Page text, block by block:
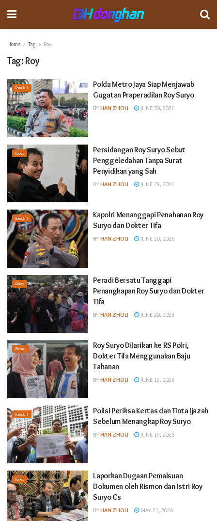
Home Tag Roy
Tag:Roy
Formula 1
Polda Metro Jaya Siap Menjawab
Gugatan Praperadilan Roy Suryo
BY HAN ZHOU JUNE 30, 2026
Raket
Persidangan Roy Suryo Sebut
Penggeledahan Tanpa Surat
Penyidikan yang Sah
BY HAN ZHOU JUNE 29, 2026
Formula 1
Kapolri Menanggapi Penahanan Roy
Suryo dan Dokter Tifa
BY HAN ZHOU JUNE 20, 2026
Raket
Peradi Bersatu Tanggapi
Penangkapan Roy Suryo dan Dokter
Tifa
BY HAN ZHOU JUNE 20, 2026
Basket
Roy Suryo Dilarikan ke RS Polri,
Dokter Tifa Menggunakan Baju
Tahanan
BY HAN ZHOU JUNE 19, 2026
Formula 1
Polisi Periksa Kertas dan Tinta Ijazah
Sebelum Menangkap Roy Suryo
BY HAN ZHOU JUNE 19, 2026
Raket
Laporkan Dugaan Pemalsuan
Dokumen oleh Rismon dan Istri Roy
Suryo Cs
BY HAN ZHOU MAY 21, 2026